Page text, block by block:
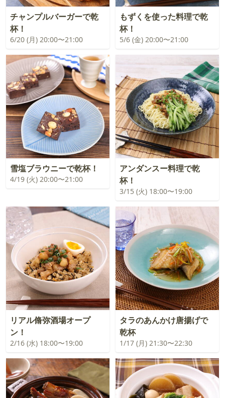
チャンプルバーガーで乾
杯！
6/20 (月) 20:00〜21:00
もずくを使った料理で乾
杯！
5/6 (金) 20:00〜21:00
雪塩ブラウニーで乾杯！
4/19 (火) 20:00〜21:00
アンダンスー料理で乾
杯！
3/15 (火) 18:00〜19:00
リアル脩弥酒場オープ
ン！
2/16 (水) 18:00〜19:00
タラのあんかけ唐揚げで
乾杯
1/17 (月) 21:30〜22:30